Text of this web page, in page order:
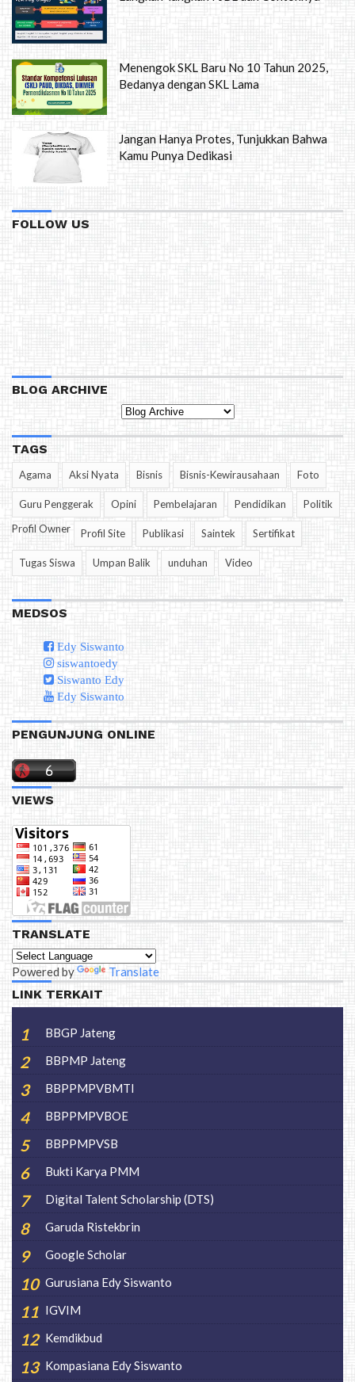
Menengok SKL Baru No 10 Tahun 2025,
Bedanya dengan SKL Lama
Jangan Hanya Protes, Tunjukkan Bahwa
Kamu Punya Dedikasi
FOLLOW US
BLOG ARCHIVE
TAGS
Agama Aksi Nyata Bisnis Bisnis-Kewirausahaan Foto
Guru Penggerak Opini Pembelajaran Pendidikan
Politik
Profil Owner
Profil Site Publikasi Saintek Sertifikat
Tugas Siswa Umpan Balik unduhan Video
MEDSOS
Edy Siswanto
siswantoedy
Siswanto Edy
Edy Siswanto
PENGUNJUNG ONLINE
VIEWS
TRANSLATE
Powered by Translate
LINK TERKAIT
BBGP Jateng
BBPMP Jateng
BBPPMPVBMTI
BBPPMPVBOE
BBPPMPVSB
Bukti Karya PMM
Digital Talent Scholarship (DTS)
Garuda Ristekbrin
Google Scholar
Gurusiana Edy Siswanto
IGVIM
Kemdikbud
Kompasiana Edy Siswanto